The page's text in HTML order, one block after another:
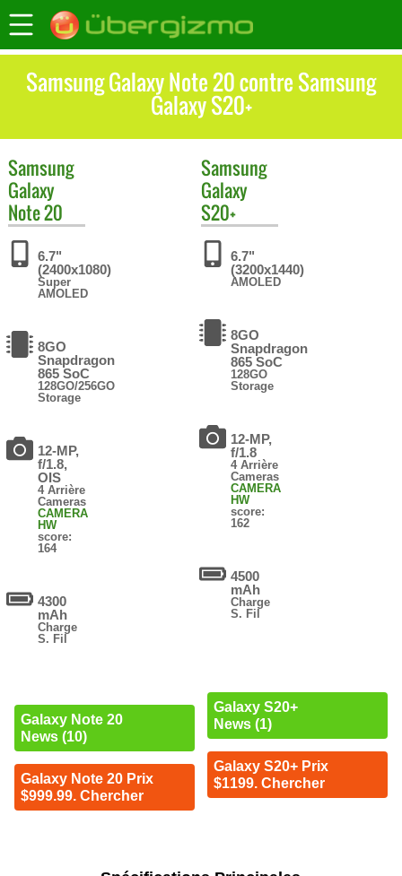
Samsung Galaxy Note 20 contre Samsung
Galaxy S20+
Samsung
Galaxy
Note 20
6.7"
(2400x1080)
Super
AMOLED
8GO
Snapdragon
865 SoC
128GO/256GO
Storage
12-MP,
f/1.8,
OIS
4 Arrière
Cameras
CAMERA
HW
score:
164
4300
mAh
Charge
S. Fil
Galaxy Note 20
News (10)
Galaxy Note 20 Prix
$999.99. Chercher
Samsung
Galaxy
S20+
6.7"
(3200x1440)
AMOLED
8GO
Snapdragon
865 SoC
128GO
Storage
12-MP,
f/1.8
4 Arrière
Cameras
CAMERA
HW
score:
162
4500
mAh
Charge
S. Fil
Galaxy S20+
News (1)
Galaxy S20+ Prix
$1199. Chercher